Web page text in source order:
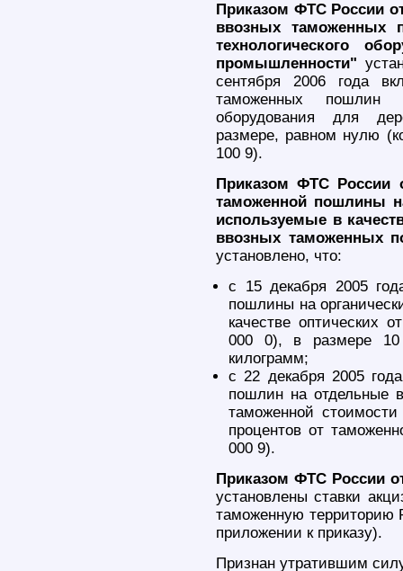
Приказом ФТС России
ввозных таможенных
технологического
промышленности"
сентября 2006 года
таможенных пошлин
оборудования для
размере, равном нулю
100 9).
Приказом ФТС России
таможенной пошлины
используемые в
ввозных таможенных
установлено, что:
с 15 декабря 2005
пошлины на
качестве оптических
000 0), в размере
килограмм;
с 22 декабря 2005
пошлин на отдельные
таможенной
процентов от
000 9).
Приказом ФТС России
установлены ставки
таможенную территорию
приложении к приказу).
Признан утратившим